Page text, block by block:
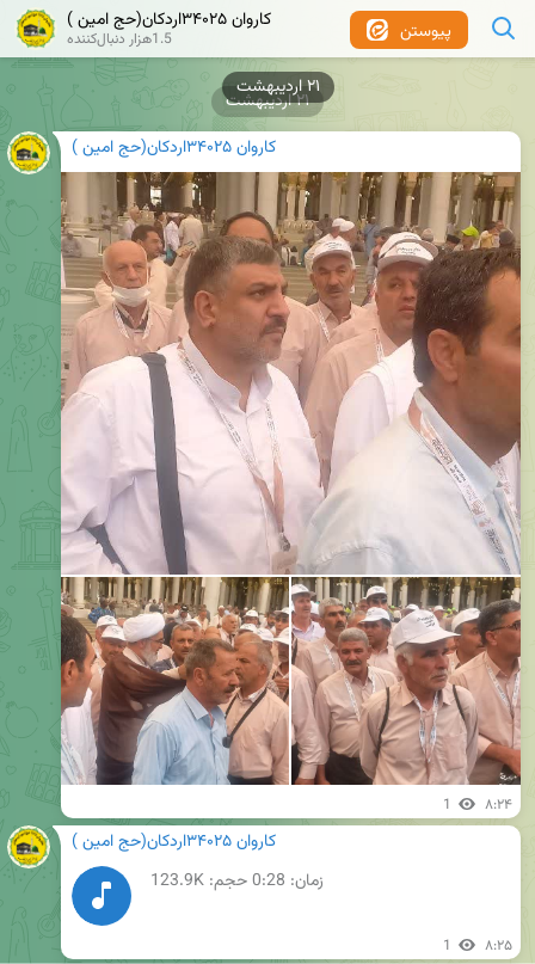
۲۱ اردیبهشت
پیوستن کاروان ۳۴۰۲۵اردکان(حج امین )
1.5هزار دنبال‌کننده
کاروان ۳۴۰۲۵اردکان(حج امین )
1 ۸:۲۴
۲۱ اردیبهشت
کاروان ۳۴۰۲۵اردکان(حج امین )
زمان: 0:28حجم: 123.9K
1 ۸:۲۵